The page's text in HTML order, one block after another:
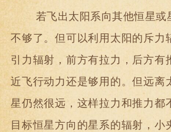
若飞出太阳系向其他恒星或
不够了。但可以利用太阳的斥力
引力辐射，前方有拉力，后方有
近飞行动力还是够用的。但远离
星仍然很远，这样拉力和推力都
目标恒星方向的星系的辐射，小